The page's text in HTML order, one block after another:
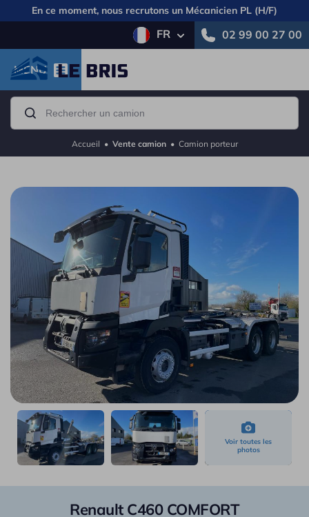
En ce moment, nous recrutons un Mécanicien PL (H/F)
FR 02 99 00 27 00
MENU
Accueil • Vente camion• Camion porteur
Renault C460 COMFORT